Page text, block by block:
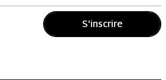
S'inscrire